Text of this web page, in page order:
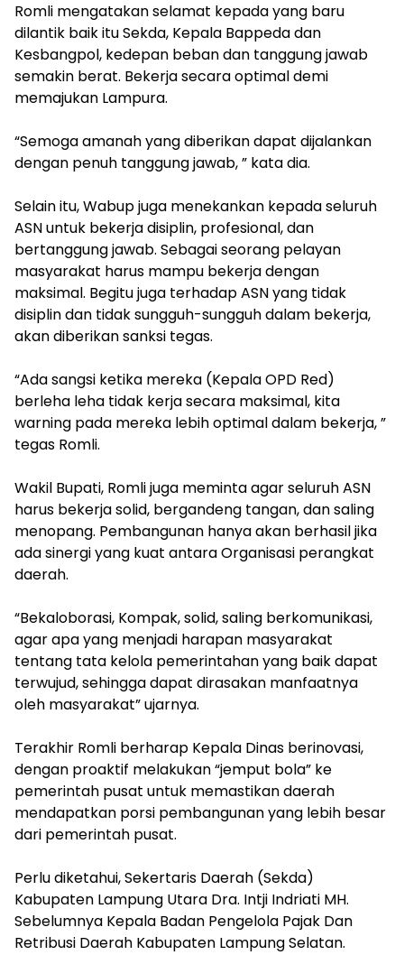
‎Romli mengatakan selamat kepada yang baru
dilantik baik itu Sekda, Kepala Bappeda dan
Kesbangpol, kedepan beban dan tanggung jawab
semakin berat. Bekerja secara optimal demi
memajukan Lampura.
“Semoga amanah yang diberikan dapat dijalankan
dengan penuh tanggung jawab, ” kata dia.
‎Selain itu, Wabup juga menekankan kepada seluruh
ASN untuk bekerja disiplin, profesional, dan
bertanggung jawab. Sebagai seorang pelayan
masyarakat harus mampu bekerja dengan
maksimal. Begitu juga terhadap ASN yang tidak
disiplin dan tidak sungguh-sungguh dalam bekerja,
‎akan diberikan sanksi tegas.
‎“Ada sangsi ketika mereka (Kepala OPD Red)
berleha leha tidak kerja secara maksimal, kita
warning pada mereka lebih optimal dalam bekerja, ”
tegas Romli.
‎Wakil Bupati, Romli juga meminta agar seluruh ASN
harus bekerja solid, bergandeng tangan, dan saling
menopang. Pembangunan hanya akan berhasil jika
ada sinergi yang kuat antara Organisasi perangkat
daerah.
‎“Bekaloborasi, Kompak, solid, saling berkomunikasi,
agar apa yang menjadi harapan masyarakat
tentang tata kelola pemerintahan yang baik dapat
terwujud, sehingga dapat dirasakan manfaatnya
oleh masyarakat” ujarnya.
‎Terakhir Romli berharap Kepala Dinas berinovasi,
dengan proaktif melakukan “jemput bola” ke
pemerintah pusat untuk memastikan daerah
mendapatkan porsi pembangunan yang lebih besar
dari pemerintah pusat.
‎Perlu diketahui, Sekertaris Daerah (Sekda)
Kabupaten Lampung Utara Dra. Intji Indriati MH.
Sebelumnya Kepala Badan Pengelola Pajak Dan
Retribusi Daerah Kabupaten Lampung Selatan.